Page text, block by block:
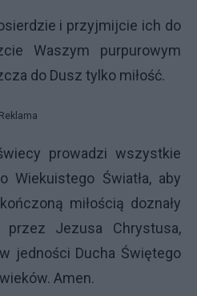
i przyjmijcie ich do
Waszym purpurowym
do Dusz tylko miłość.
Reklama
prowadzi wszystkie
Wiekuistego Światła, aby
miłością doznały
przez Jezusa Chrystusa,
jedności Ducha Świętego
Amen.